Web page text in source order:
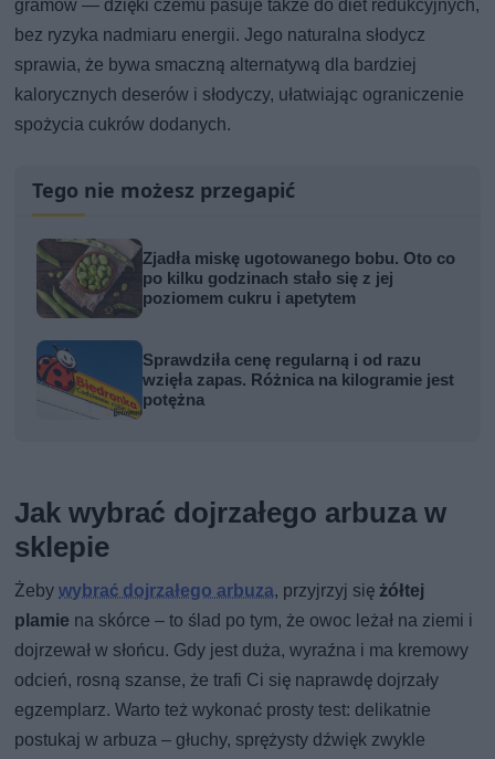
gramów — dzięki czemu pasuje także do diet redukcyjnych,
bez ryzyka nadmiaru energii. Jego naturalna słodycz
sprawia, że bywa smaczną alternatywą dla bardziej
kalorycznych deserów i słodyczy, ułatwiając ograniczenie
spożycia cukrów dodanych.
Tego nie możesz przegapić
Zjadła miskę ugotowanego bobu. Oto co
po kilku godzinach stało się z jej
poziomem cukru i apetytem
Sprawdziła cenę regularną i od razu
wzięła zapas. Różnica na kilogramie jest
potężna
Jak wybrać dojrzałego arbuza w
sklepie
Żebywybrać dojrzałego arbuza, przyjrzyj się żółtej
plamie na skórce – to ślad po tym, że owoc leżał na ziemi i
dojrzewał w słońcu. Gdy jest duża, wyraźna i ma kremowy
odcień, rosną szanse, że trafi Ci się naprawdę dojrzały
egzemplarz. Warto też wykonać prosty test: delikatnie
postukaj w arbuza – głuchy, sprężysty dźwięk zwykle